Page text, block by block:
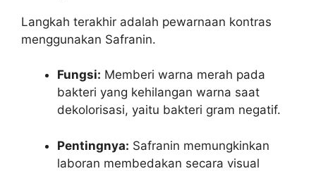
Langkah terakhir adalah pewarnaan kontras
menggunakan Safranin.
Fungsi: Memberi warna merah pada
bakteri yang kehilangan warna saat
dekolorisasi, yaitu bakteri gram negatif.
Pentingnya: Safranin memungkinkan
laboran membedakan secara visual